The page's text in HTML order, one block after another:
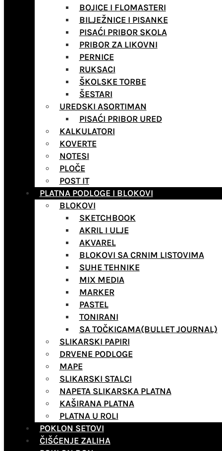
BOJICE I FLOMASTERI
BILJEŽNICE I PISANKE
PISAĆI PRIBOR SKOLA
PRIBOR ZA LIKOVNI
PERNICE
RUKSACI
ŠKOLSKE TORBE
ŠESTARI
UREDSKI ASORTIMAN
PISAĆI PRIBOR URED
KALKULATORI
KOVERTE
NOTESI
PLOČE
POST IT
PLATNA PODLOGE I BLOKOVI
BLOKOVI
SKETCHBOOK
AKRIL I ULJE
AKVAREL
BLOKOVI SA CRNIM LISTOVIMA
SUHE TEHNIKE
MIX MEDIA
MARKER
PASTEL
TONIRANI
SA TOČKICAMA(BULLET JOURNAL)
SLIKARSKI PAPIRI
DRVENE PODLOGE
MAPE
SLIKARSKI STALCI
NAPETA SLIKARSKA PLATNA
KAŠIRANA PLATNA
PLATNA U ROLI
POKLON SETOVI
ČIŠĆENJE ZALIHA